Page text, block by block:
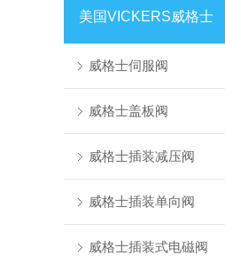
美国VICKERS威格士
威格士伺服阀
威格士盖板阀
威格士插装减压阀
威格士插装单向阀
威格士插装式电磁阀